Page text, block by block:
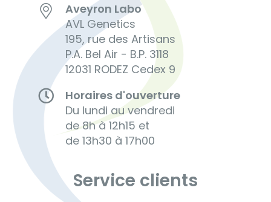
Aveyron Labo
AVL Genetics
195, rue des Artisans
P.A. Bel Air - B.P. 3118
12031 RODEZ Cedex 9
Horaires d'ouverture
Du lundi au vendredi
de 8h à 12h15 et
de 13h30 à 17h00
Service clients